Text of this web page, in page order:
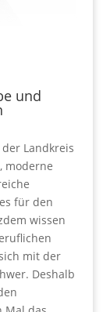
und
Landkreis
moderne
für den
wissen
mit der
Deshalb